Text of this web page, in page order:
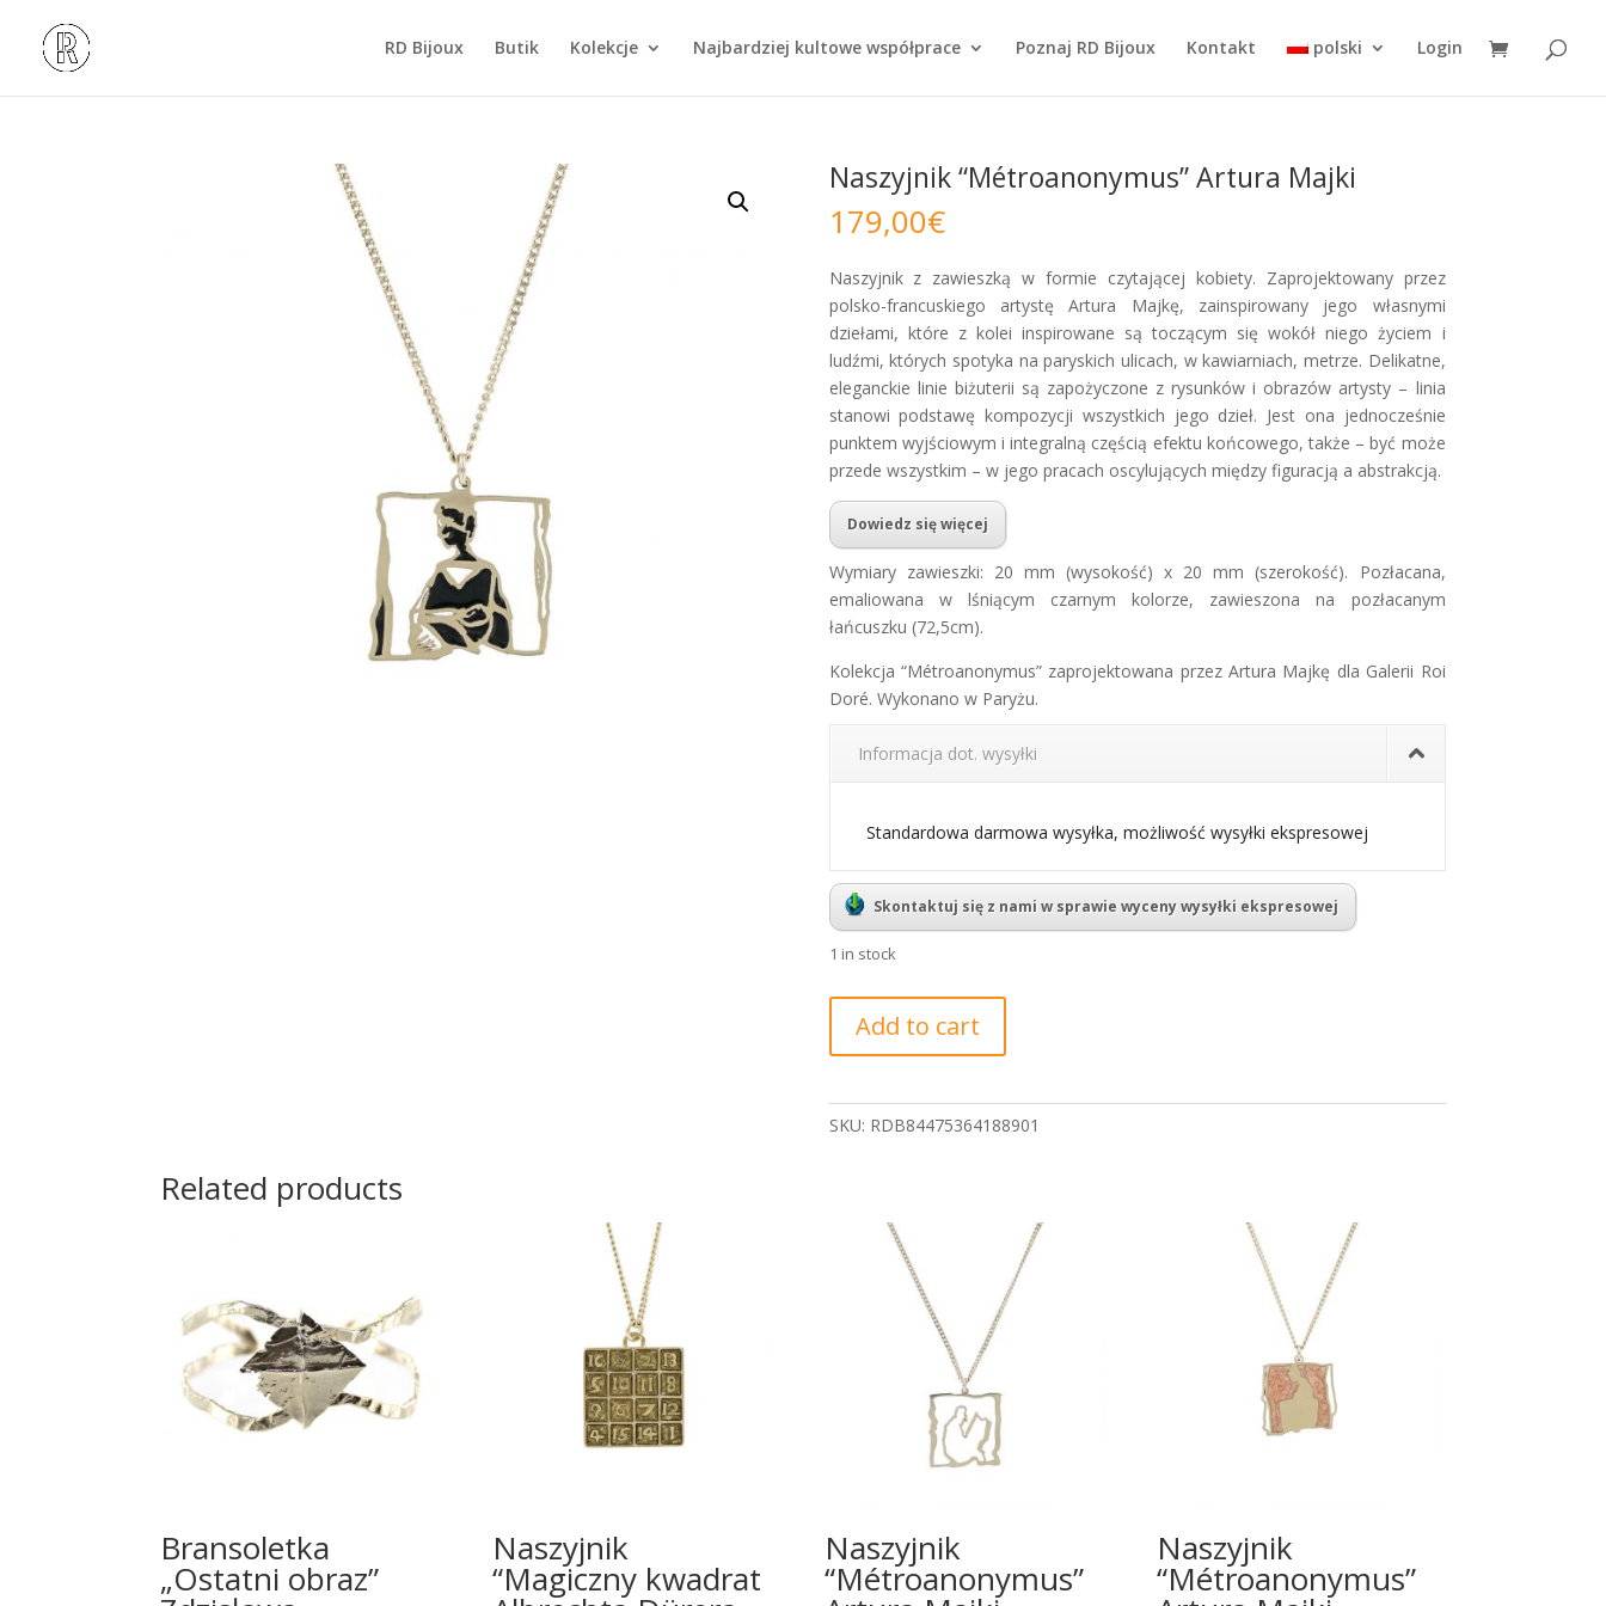
RD Bijoux Butik Kolekcje Najbardziej kultowe współprace Poznaj RD Bijoux Kontakt polski Login
Naszyjnik “Métroanonymus” Artura Majki
179,00€
Naszyjnik z zawieszką w formie czytającej kobiety. Zaprojektowany przez
polsko-francuskiego artystę Artura Majkę, zainspirowany jego własnymi
dziełami, które z kolei inspirowane są toczącym się wokół niego życiem i
ludźmi, których spotyka na paryskich ulicach, w kawiarniach, metrze. Delikatne,
eleganckie linie biżuterii są zapożyczone z rysunków i obrazów artysty – linia
stanowi podstawę kompozycji wszystkich jego dzieł. Jest ona jednocześnie
punktem wyjściowym i integralną częścią efektu końcowego, także – być może
przede wszystkim – w jego pracach oscylujących między figuracją a abstrakcją.
Dowiedz się więcej
Wymiary zawieszki: 20 mm (wysokość) x 20 mm (szerokość). Pozłacana,
emaliowana w lśniącym czarnym kolorze, zawieszona na pozłacanym
łańcuszku (72,5cm).
Kolekcja “Métroanonymus” zaprojektowana przez Artura Majkę dla Galerii Roi
Doré. Wykonano w Paryżu.
Informacja dot. wysyłki
Standardowa darmowa wysyłka, możliwość wysyłki ekspresowej
Skontaktuj się z nami w sprawie wyceny wysyłki ekspresowej
1 in stock
"Métroanonymus"
Artura
quantity
Add to cart
SKU: RDB84475364188901
Related products
Bransoletka
„Ostatni obraz”
Naszyjnik
“Magiczny kwadrat
Naszyjnik
“Métroanonymus”
Naszyjnik
“Métroanonymus”